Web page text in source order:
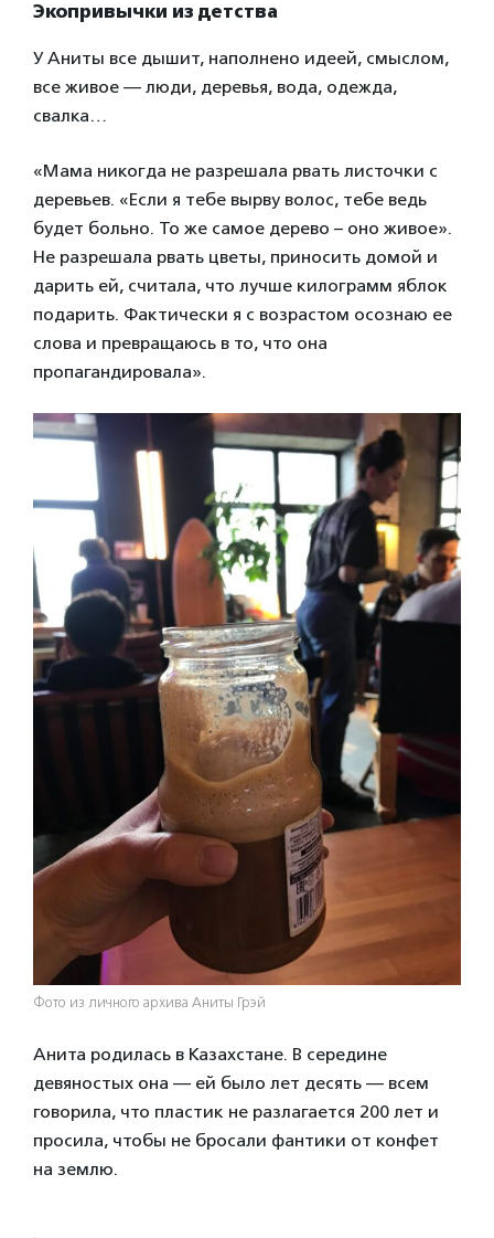
Экопривычки из детства
У Аниты все дышит, наполнено идеей, смыслом,
все живое — люди, деревья, вода, одежда,
свалка…
«Мама никогда не разрешала рвать листочки с
деревьев. «Если я тебе вырву волос, тебе ведь
будет больно. То же самое дерево – оно живое».
Не разрешала рвать цветы, приносить домой и
дарить ей, считала, что лучше килограмм яблок
подарить. Фактически я с возрастом осознаю ее
слова и превращаюсь в то, что она
пропагандировала».
Фото из личного архива Аниты Грэй
Анита родилась в Казахстане. В середине
девяностых она — ей было лет десять — всем
говорила, что пластик не разлагается 200 лет и
просила, чтобы не бросали фантики от конфет
на землю.